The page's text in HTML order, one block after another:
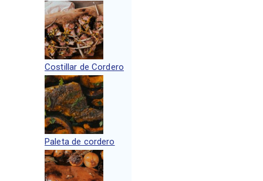
Costillar de Cordero
Paleta de cordero